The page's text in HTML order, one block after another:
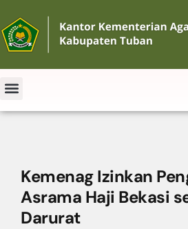
Kemenag Izinkan
Asrama Haji Bekasi
Darurat